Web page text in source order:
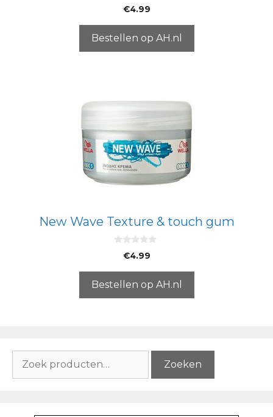
5
€4.99
Bestellen op AH.nl
New Wave Texture & touch gum
5
€4.99
Bestellen op AH.nl
naar:
Zoeken